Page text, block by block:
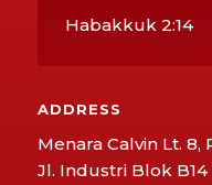
Habakkuk 2:14
ADDRESS
Menara Calvin Lt. 8,
Jl. Industri Blok B14